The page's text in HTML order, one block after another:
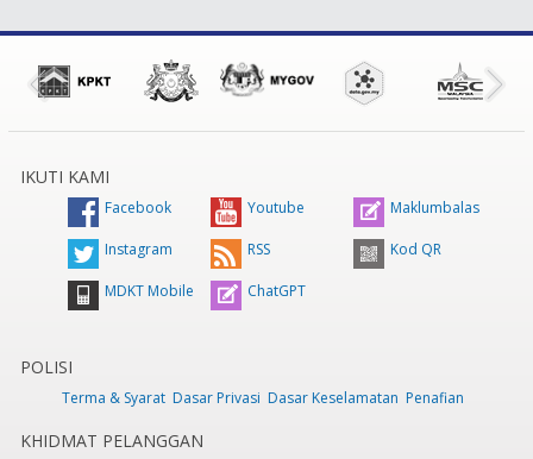
IKUTI KAMI
Facebook Youtube Maklumbalas
Instagram RSS Kod QR
MDKT Mobile ChatGPT
POLISI
Terma & Syarat Dasar Privasi Dasar Keselamatan Penafian
KHIDMAT PELANGGAN